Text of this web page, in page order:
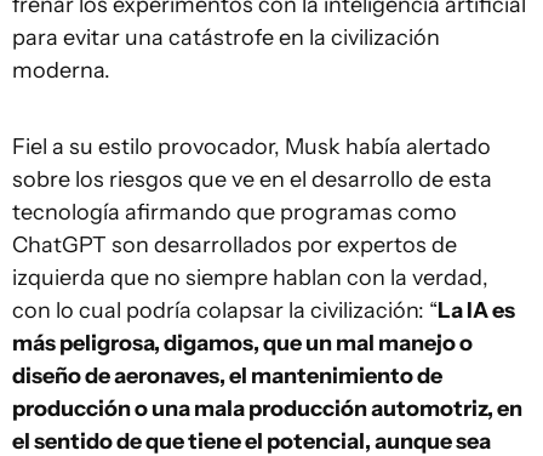
para evitar una catástrofe en la civilización
moderna.
Fiel a su estilo provocador, Musk había alertado
sobre los riesgos que ve en el desarrollo de esta
tecnología afirmando que programas como
ChatGPT son desarrollados por expertos de
izquierda que no siempre hablan con la verdad,
con lo cual podría colapsar la civilización: “La IA es
más peligrosa, digamos, que un mal manejo o
diseño de aeronaves, el mantenimiento de
producción o una mala producción automotriz, en
el sentido de que tiene el potencial, aunque sea